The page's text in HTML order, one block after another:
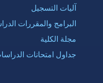
آليات التسجيل
البرامج والمقررات
مجلة الكلية
جداول امتحانات